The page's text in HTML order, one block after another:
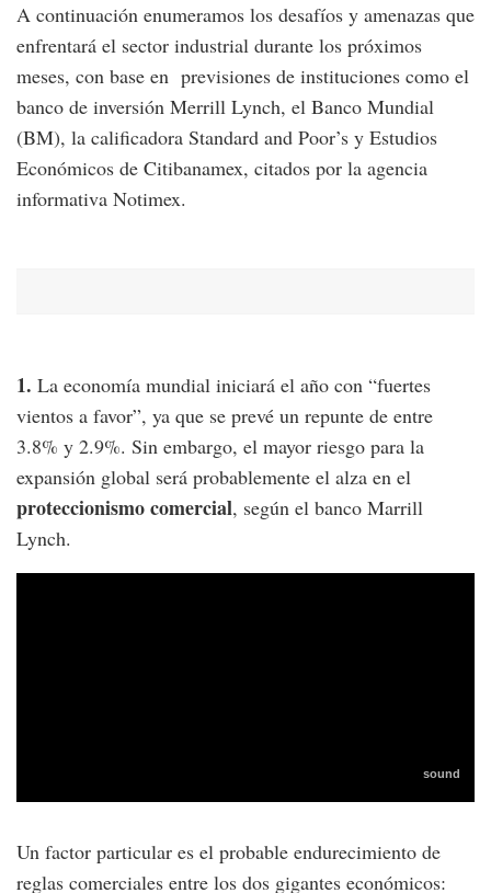
A continuación enumeramos los desafíos y amenazas que
enfrentará el sector industrial durante los próximos
meses, con base en previsiones de instituciones como el
banco de inversión Merrill Lynch, el Banco Mundial
(BM), la calificadora Standard and Poor’s y Estudios
Económicos de Citibanamex, citados por la agencia
informativa Notimex.
1. La economía mundial iniciará el año con “fuertes
vientos a favor”, ya que se prevé un repunte de entre
3.8% y 2.9%. Sin embargo, el mayor riesgo para la
expansión global será probablemente el alza en el
proteccionismo comercial, según el banco Marrill
Lynch.
Un factor particular es el probable endurecimiento de
reglas comerciales entre los dos gigantes económicos: